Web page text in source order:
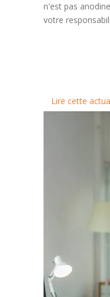
n'est pas
votre
Lire cette